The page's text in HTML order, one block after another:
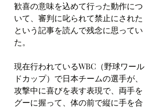
歓喜の意味を込めて行った動作につ
いて、審判に叱られて禁止にされた
という記事を読んで残念に思ってい
た。
現在行われているWBC（野球ワール
ドカップ）で日本チームの選手が、
攻撃中に喜びを表す表現で、両手を
グーに握って、体の前で縦に手を合